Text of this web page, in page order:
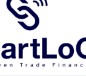
WAM25
wieder
beim